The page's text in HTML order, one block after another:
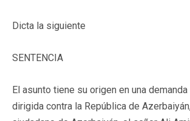
Dicta la siguiente
SENTENCIA
El asunto tiene su origen en una
dirigida contra la República de